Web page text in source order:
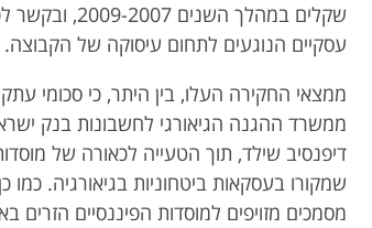
שקלים במהלך
עסקיים הנוגעים לתחום עיסוקה של הקבוצה.
ממצאי החקירה העלו, בין היתר, כי סכומי
ממשרד ההגנה הגיאורגי לחשבונות בנק
דיפנסיב שילד, תוך הטעייה לכאורה של
שמקורו בעסקאות ביטחוניות בגיאורגיה. כמו
מסמכים מזויפים למוסדות הפיננסיים